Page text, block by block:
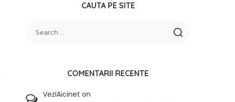
CAUTA PE SITE
COMENTARII RECENTE
VeziAicinet on